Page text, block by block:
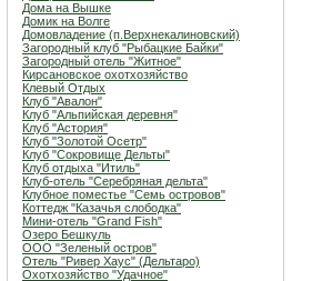
Дома на Вышке
Домик на Волге
Домовладение (п.Верхнекалиновский)
Загородный клуб "Рыбацкие Байки"
Загородный отель "Житное"
Кирсановское охотхозяйство
Клевый Отдых
Клуб "Авалон"
Клуб "Альпийская деревня"
Клуб "Астория"
Клуб "Золотой Осетр"
Клуб "Сокровище Дельты"
Клуб отдыха "Итиль"
Клуб-отель "Серебряная дельта"
Клубное поместье "Семь островов"
Коттедж "Казачья слободка"
Мини-отель "Grand Fish"
Озеро Бешкуль
ООО "Зеленый остров"
Отель "Ривер Хаус" (Дельтаро)
Охотхозяйство "Удачное"